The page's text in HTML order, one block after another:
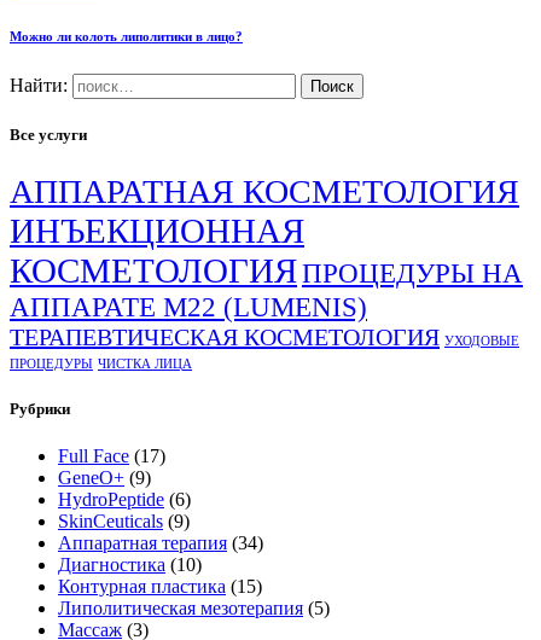
Можно ли колоть липолитики в лицо?
Найти:
Все услуги
АППАРАТНАЯ КОСМЕТОЛОГИЯ
ИНЪЕКЦИОННАЯ
КОСМЕТОЛОГИЯПРОЦЕДУРЫ НА
АППАРАТЕ М22 (LUMENIS)
ТЕРАПЕВТИЧЕСКАЯ КОСМЕТОЛОГИЯ УХОДОВЫЕ
ПРОЦЕДУРЫ ЧИСТКА ЛИЦА
Рубрики
Full Face (17)
GeneO+ (9)
HydroPeptide (6)
SkinCeuticals (9)
Аппаратная терапия (34)
Диагностика (10)
Контурная пластика (15)
Липолитическая мезотерапия (5)
Массаж (3)